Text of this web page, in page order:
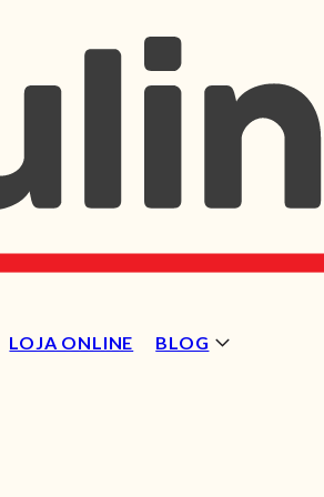
LOJA ONLINE BLOG